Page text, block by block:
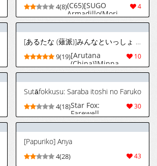
4
4(8)(C65)[SUGO
Armadillo(Mori
Shinji)]Howa-Man
R② ~Howa-Chan
no Hatsukoi~
(Memories Off
2nd)
[あるたな (薙派)]みんなといっしょ (東方Project)
10
9(19)[Arutana
(Chipa)]Minna
to is sho
(Touhou Project)
Sutāfokkusu: Saraba itoshi no Faruko
30
4(18)Star Fox:
Farewell,
Beloved Falco
(Fan Remaster)
[English]
[Papuriko] Anya
43
4(28)